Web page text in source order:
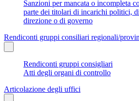
Sanzioni per mancata o incompleta
parte dei titolari di incarichi politici,
direzione o di governo
Rendiconti gruppi consiliari regionali/
Rendiconti gruppi consigliari
Atti degli organi di controllo
Articolazione degli uffici